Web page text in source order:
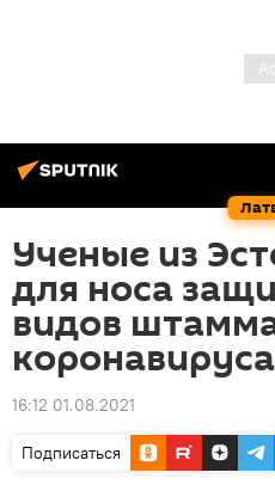
Ученые из
для носа
видов
коронавируса
16:12 01.08.2021
Подписаться